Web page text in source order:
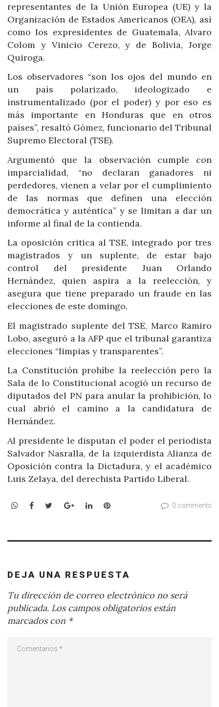
representantes de la Unión Europea (UE) y la
Organización de Estados Americanos (OEA), así
como los expresidentes de Guatemala, Alvaro
Colom y Vinicio Cerezo, y de Bolivia, Jorge
Quiroga.
Los observadores “son los ojos del mundo en
un país polarizado, ideologizado e
instrumentalizado (por el poder) y por eso es
más importante en Honduras que en otros
países”, resaltó Gómez, funcionario del Tribunal
Supremo Electoral (TSE).
Argumentó que la observación cumple con
imparcialidad, “no declaran ganadores ni
perdedores, vienen a velar por el cumplimiento
de las normas que definen una elección
democrática y auténtica” y se limitan a dar un
informe al final de la contienda.
La oposición critica al TSE, integrado por tres
magistrados y un suplente, de estar bajo
control del presidente Juan Orlando
Hernández, quien aspira a la reelección, y
asegura que tiene preparado un fraude en las
elecciones de este domingo.
El magistrado suplente del TSE, Marco Ramiro
Lobo, aseguró a la AFP que el tribunal garantiza
elecciones “limpias y transparentes”.
La Constitución prohíbe la reelección pero la
Sala de lo Constitucional acogió un recurso de
diputados del PN para anular la prohibición, lo
cual abrió el camino a la candidatura de
Hernández.
Al presidente le disputan el poder el periodista
Salvador Nasralla, de la izquierdista Alianza de
Oposición contra la Dictadura, y el académico
Luis Zelaya, del derechista Partido Liberal.
WhatsApp
Facebook
TwitterGoogle+LinkedInPinterest 0 comments
DEJA UNA RESPUESTA
Tu dirección de correo electrónico no será
publicada. Los campos obligatorios están
marcados con *